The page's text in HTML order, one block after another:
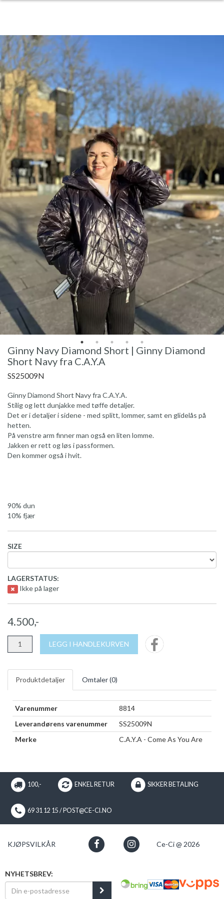
Ginny Navy Diamond Short | Ginny Diamond
Short Navy fra C.A.Y.A
SS25009N
Ginny Diamond Short Navy fra C.A.Y.A.
Stilig og lett dunjakke med tøffe detaljer.
Det er i detaljer i sidene - med splitt, lommer, samt en glidelås på
hetten.
På venstre arm finner man også en liten lomme.
Jakken er rett og løs i passformen.
Den kommer også i hvit.
90% dun
10% fjær
SIZE
LAGERSTATUS:
Ikke på lager
4.500,-
LEGG I HANDLEKURVEN
Produktdetaljer Omtaler (0)
Varenummer
8814
Leverandørens varenummer
SS25009N
Merke
C.A.Y.A - Come As You Are
100,- ENKEL RETUR SIKKER BETALING
69 31 12 15 / POST@CE-CI.NO
KJØPSVILKÅR Ce-Ci @ 2026
NYHETSBREV: